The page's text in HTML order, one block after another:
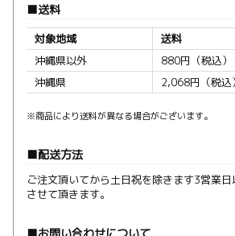
送料
対象地域
送料
沖縄県以外
880円（税込）
沖縄県
2,068円（税込）
※商品により送料が異なる場合がございます。
配送方法
ご注文頂いてから土日祝を除きます3営業
させて頂きます。
お問い合わせについて